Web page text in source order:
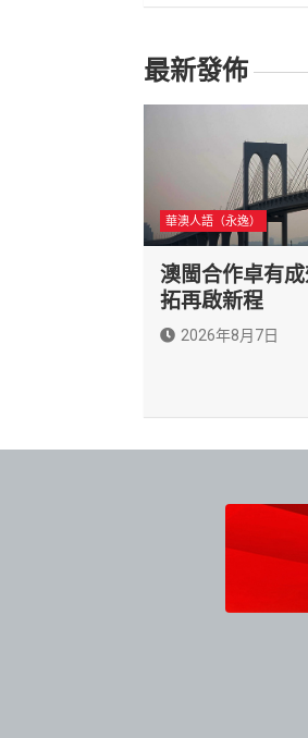
導
覽
最新發佈
華澳人語（永逸）
澳閩合作卓有
拓再啟新程
2026年8月7日